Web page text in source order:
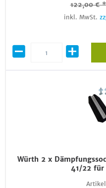
122,00 € *
inkl. MwSt.
Würth 2 x
41/22 für